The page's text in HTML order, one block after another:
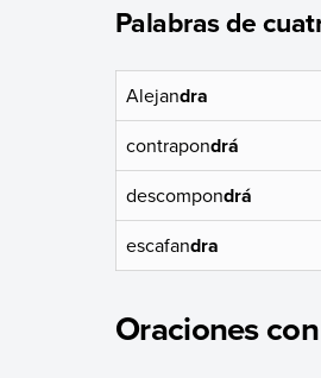
Palabras de
Alejandra
contrapondrá
descompondrá
escafandra
Oraciones